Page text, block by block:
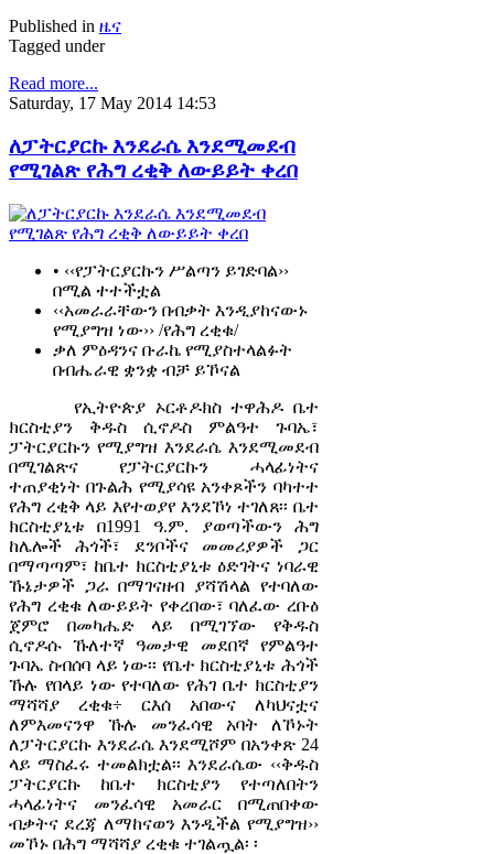
Published in ዜና
Tagged under
Read more...
Saturday, 17 May 2014 14:53
ለፓትርያርኩ እንደራሴ እንደሚመደብ
የሚገልጽ የሕግ ረቂቅ ለውይይት ቀረበ
• ‹‹የፓትርያርኩን ሥልጣን ይገድባል››
በሚል ተተችቷል
‹‹አመራራቸውን በብቃት እንዲያከናውኑ
የሚያግዝ ነው›› /የሕግ ረቂቁ/
ቃለ ምዕዳንና ቡራኬ የሚያስተላልፉት
በብሔራዊ ቋንቋ ብቻ ይኾናል
የኢትዮጵያ ኦርቶዶክስ ተዋሕዶ ቤተ
ክርስቲያን ቅዱስ ሲኖዶስ ምልዓተ ጉባኤ፣
ፓትርያርኩን የሚያግዝ እንደራሴ እንደሚመደብ
በሚገልጽና የፓትርያርኩን ሓላፊነትና
ተጠያቂነት በጉልሕ የሚያሳዩ አንቀጾችን ባካተተ
የሕግ ረቂቅ ላይ እየተወያየ እንደኾነ ተገለጸ፡፡ ቤተ
ክርስቲያኒቱ በ1991 ዓ.ም. ያወጣችውን ሕግ
ከሌሎች ሕጎች፣ ደንቦችና መመሪያዎች ጋር
በማጣጣም፣ ከቤተ ክርስቲያኒቱ ዕድገትና ነባራዊ
ኹኔታዎች ጋራ በማገናዘብ ያሻሽላል የተባለው
የሕግ ረቂቁ ለውይይት የቀረበው፣ ባለፈው ረቡዕ
ጀምሮ በመካሔድ ላይ በሚገኘው የቅዱስ
ሲኖዶሱ ኹለተኛ ዓመታዊ መደበኛ የምልዓተ
ጉባኤ ስብሰባ ላይ ነው፡፡ የቤተ ክርስቲያኒቱ ሕጎች
ኹሉ የበላይ ነው የተባለው የሕገ ቤተ ክርስቲያን
ማሻሻያ ረቂቁ÷ ርእሰ አበውና ለካህናቷና
ለምእመናንዋ ኹሉ መንፈሳዊ አባት ለኾኑት
ለፓትርያርኩ እንደራሴ እንደሚሾም በአንቀጽ 24
ላይ ማስፈሩ ተመልክቷል፡፡ እንደራሴው ‹‹ቅዱስ
ፓትርያርኩ ከቤተ ክርስቲያን የተጣለበትን
ሓላፊነትና መንፈሳዊ አመራር በሚጠበቀው
ብቃትና ደረጃ ለማከናወን እንዲችል የሚያግዝ››
መኾኑ በሕግ ማሻሻያ ረቂቁ ተገልጧል፡ ፡